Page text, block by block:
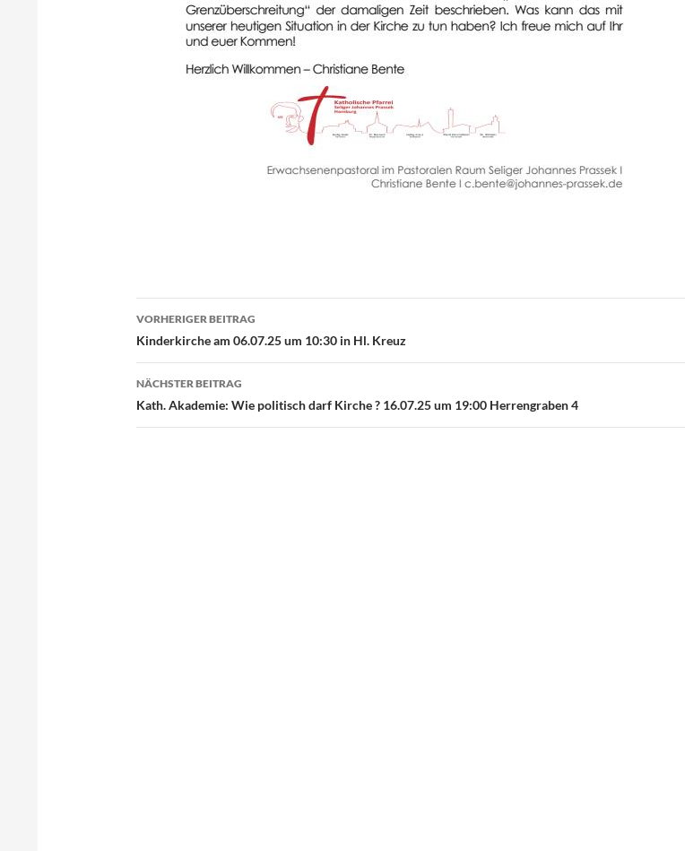
Beitragsnavigation
VORHERIGER BEITRAG
Kinderkirche am 06.07.25 um 10:30 in Hl. Kreuz
NÄCHSTER BEITRAG
Kath. Akademie: Wie politisch darf Kirche ? 16.07.25 um 19:00 Herrengraben 4